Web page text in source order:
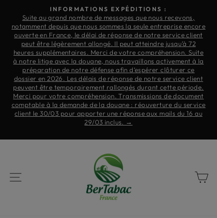
content
Slide
show
Break
LIVRAISON GRATUITE EN FRANCE
MÉTROPOLITAINE !
Chers clients. Nous souhaitons vous informer en toute
transparence d’une situation exceptionnelle nous concernant.
Suite à un courrier reçu en janvier 2025 de la part de la douane
de Montreuil, nous avons fait l’objet, le 29/07/2025 de 9h40 à
18h, d’une visite domiciliaire menée par les douanes de
Grenoble. Depuis la mise sous scellés de nos marchandises,
nous continuons notre combat et celui-ci commence à porter
ses fruits. Nous sommes en mesure de reprendre partiellement
notre activité MAIS avec une seule variété. Nous vous
remercions pour votre compréhension et votre fidélité dans
cette période difficile. Nous ne manquerons pas de vous tenir
informés de toute évolution significative. N’hésitez pas à faire